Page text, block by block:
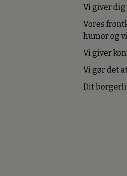
Vi giver
Vores
humor og
Vi giver
Vi gør det
Dit